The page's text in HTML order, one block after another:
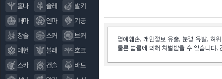
홀나
슬레
발키
배마
인파
기공
창술
스커
브커
데헌
블래
호크
스카
건슬
바드